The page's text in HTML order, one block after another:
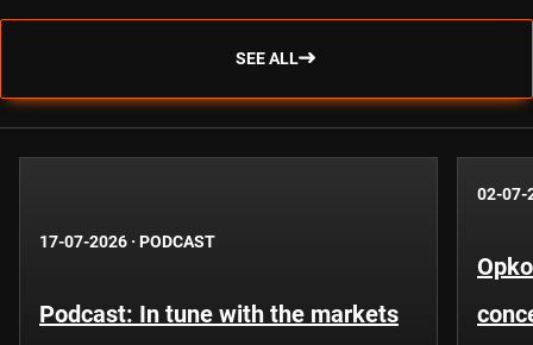
SEE ALL
17-07-2026 · PODCAST
Podcast: In tune with the markets
02-07-